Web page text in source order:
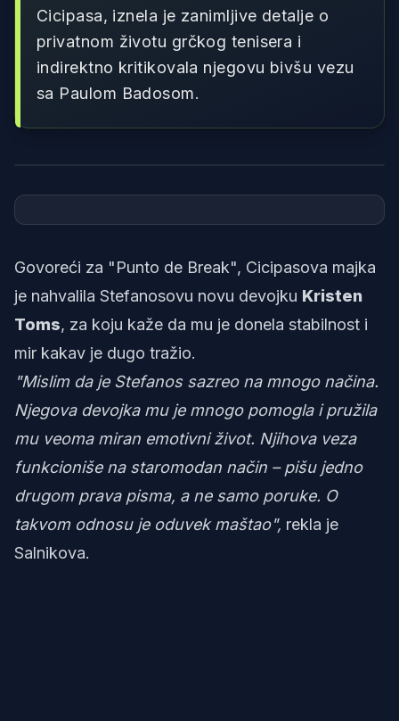
Cicipasa, iznela je zanimljive detalje o
privatnom životu grčkog tenisera i
indirektno kritikovala njegovu bivšu vezu
sa Paulom Badosom.
Govoreći za "Punto de Break", Cicipasova majka
je nahvalila Stefanosovu novu devojku Kristen
Toms, za koju kaže da mu je donela stabilnost i
mir kakav je dugo tražio.
"Mislim da je Stefanos sazreo na mnogo načina.
Njegova devojka mu je mnogo pomogla i pružila
mu veoma miran emotivni život. Njihova veza
funkcioniše na staromodan način – pišu jedno
drugom prava pisma, a ne samo poruke. O
takvom odnosu je oduvek maštao", rekla je
Salnikova.